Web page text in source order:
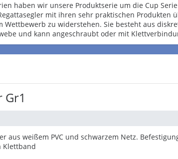
haben wir unsere Produktserie um die Cup
mit ihren sehr praktischen Produkten
zu widerstehen. Sie besteht aus
und kann angeschraubt oder mit
Gr1
aus weißem PVC und schwarzem Netz.
Klettband